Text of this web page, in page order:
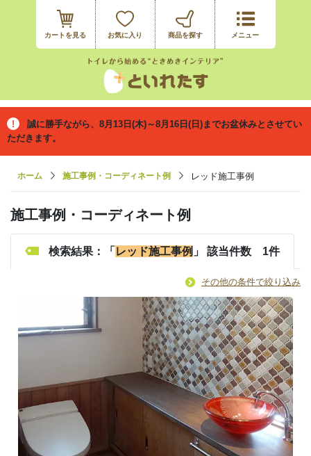
カートを見る お気に入り
誠に勝手ながら、8月13日(木)～8月16日(日)までお盆休みとさせてい
ただきます。
ホーム 施工事例・コーディネート例 レッド施工事例
施工事例・コーディネート例
検索結果：「 レッド施工事例 」 該当件数 1件
その他の条件で絞り込み